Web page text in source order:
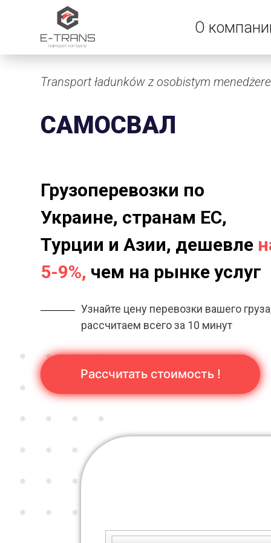
О
Transport ładunków z osobistym
САМОСВАЛ
Грузоперевозки по
Украине, странам ЕС,
Турции и Азии, дешевле
5-9%, чем на рынке услуг
Узнайте цену перевозки вашего
рассчитаем всего за 10 минут
Рассчитать стоимость !